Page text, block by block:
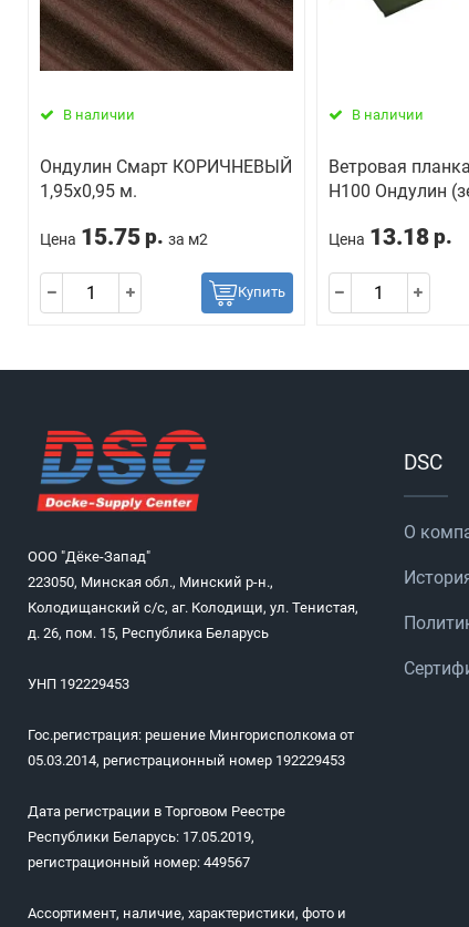
В наличии
Ондулин Смарт КОРИЧНЕВЫЙ
1,95х0,95 м.
Цена 15.75 р. за м2
Купить
В наличии
Ветровая
H100 Ондулин
Цена 13.18 р.
ООО "Дёке-Запад"
223050, Минская обл., Минский р-н.,
Колодищанский с/с, аг. Колодищи, ул. Тенистая,
д. 26, пом. 15, Республика Беларусь
УНП 192229453
Гос.регистрация: решение Мингорисполкома от
05.03.2014, регистрационный номер 192229453
Дата регистрации в Торговом Реестре
Республики Беларусь: 17.05.2019,
регистрационный номер: 449567
Ассортимент, наличие, характеристики, фото и
DSC
О